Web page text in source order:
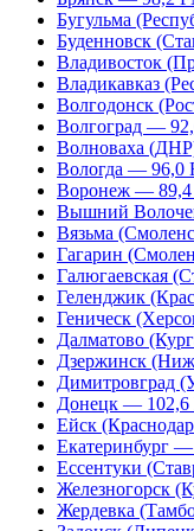
Бугульма
Буденновск
Владивосток
Владикавказ
Волгодонск
Волгоград —
Волноваха
Вологда — 96,0
Воронеж —
Вышний
Вязьма
Гагарин
Галюгаевская
Геленджик
Геническ
Далматово
Дзержинск
Димитровград
Донецк — 102,6
Ейск
Екатеринбург
Ессентуки
Железногорск
Жердевка